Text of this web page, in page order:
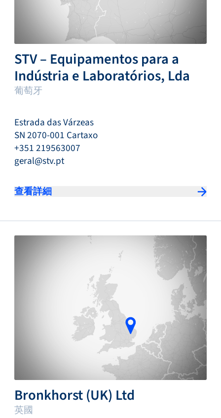
STV – Equipamentos para a
Indústria e Laboratórios, Lda
葡萄牙
Estrada das Várzeas
SN 2070-001 Cartaxo
+351 219563007
geral@stv.pt
查看詳細
Bronkhorst (UK) Ltd
英國